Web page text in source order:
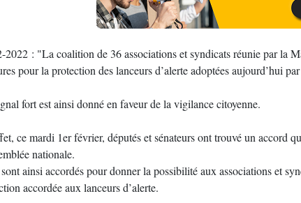
2022 : "La coalition de 36 associations et syndicats réunie par la
pour la protection des lanceurs d’alerte adoptées aujourd’hui
fort est ainsi donné en faveur de la vigilance citoyenne.
ce mardi 1er février, députés et sénateurs ont trouvé un accord
nationale.
ainsi accordés pour donner la possibilité aux associations et
accordée aux lanceurs d’alerte.